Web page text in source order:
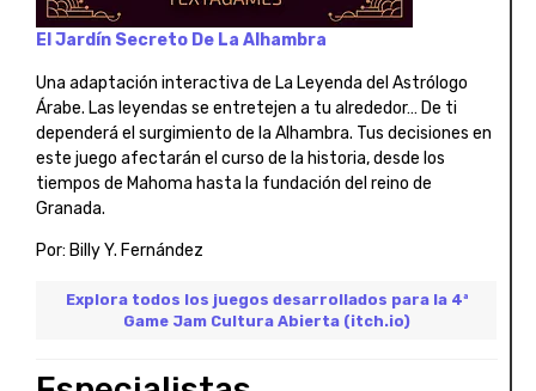
El Jardín Secreto De La Alhambra
Una adaptación interactiva de La Leyenda del Astrólogo
Árabe. Las leyendas se entretejen a tu alrededor… De ti
dependerá el surgimiento de la Alhambra. Tus decisiones en
este juego afectarán el curso de la historia, desde los
tiempos de Mahoma hasta la fundación del reino de
Granada.
Por: Billy Y. Fernández
Explora todos los juegos desarrollados para la 4ª
Game Jam Cultura Abierta (itch.io)